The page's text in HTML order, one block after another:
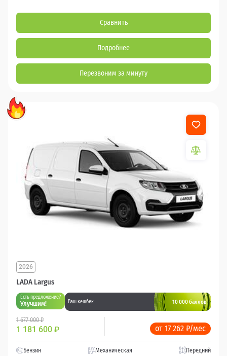
Сравнить
Подробнее
Перезвоним за минуту
LADA Largus
2026
Есть предложение?
Улучшим! Ваш кешбек 10 000 баллов
1 677 000 ₽
1 181 600 ₽ от 17 262 ₽/мес
Бензин Механическая Передний